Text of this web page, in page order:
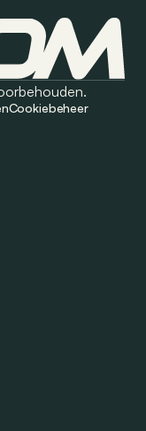
Cookiebeheer